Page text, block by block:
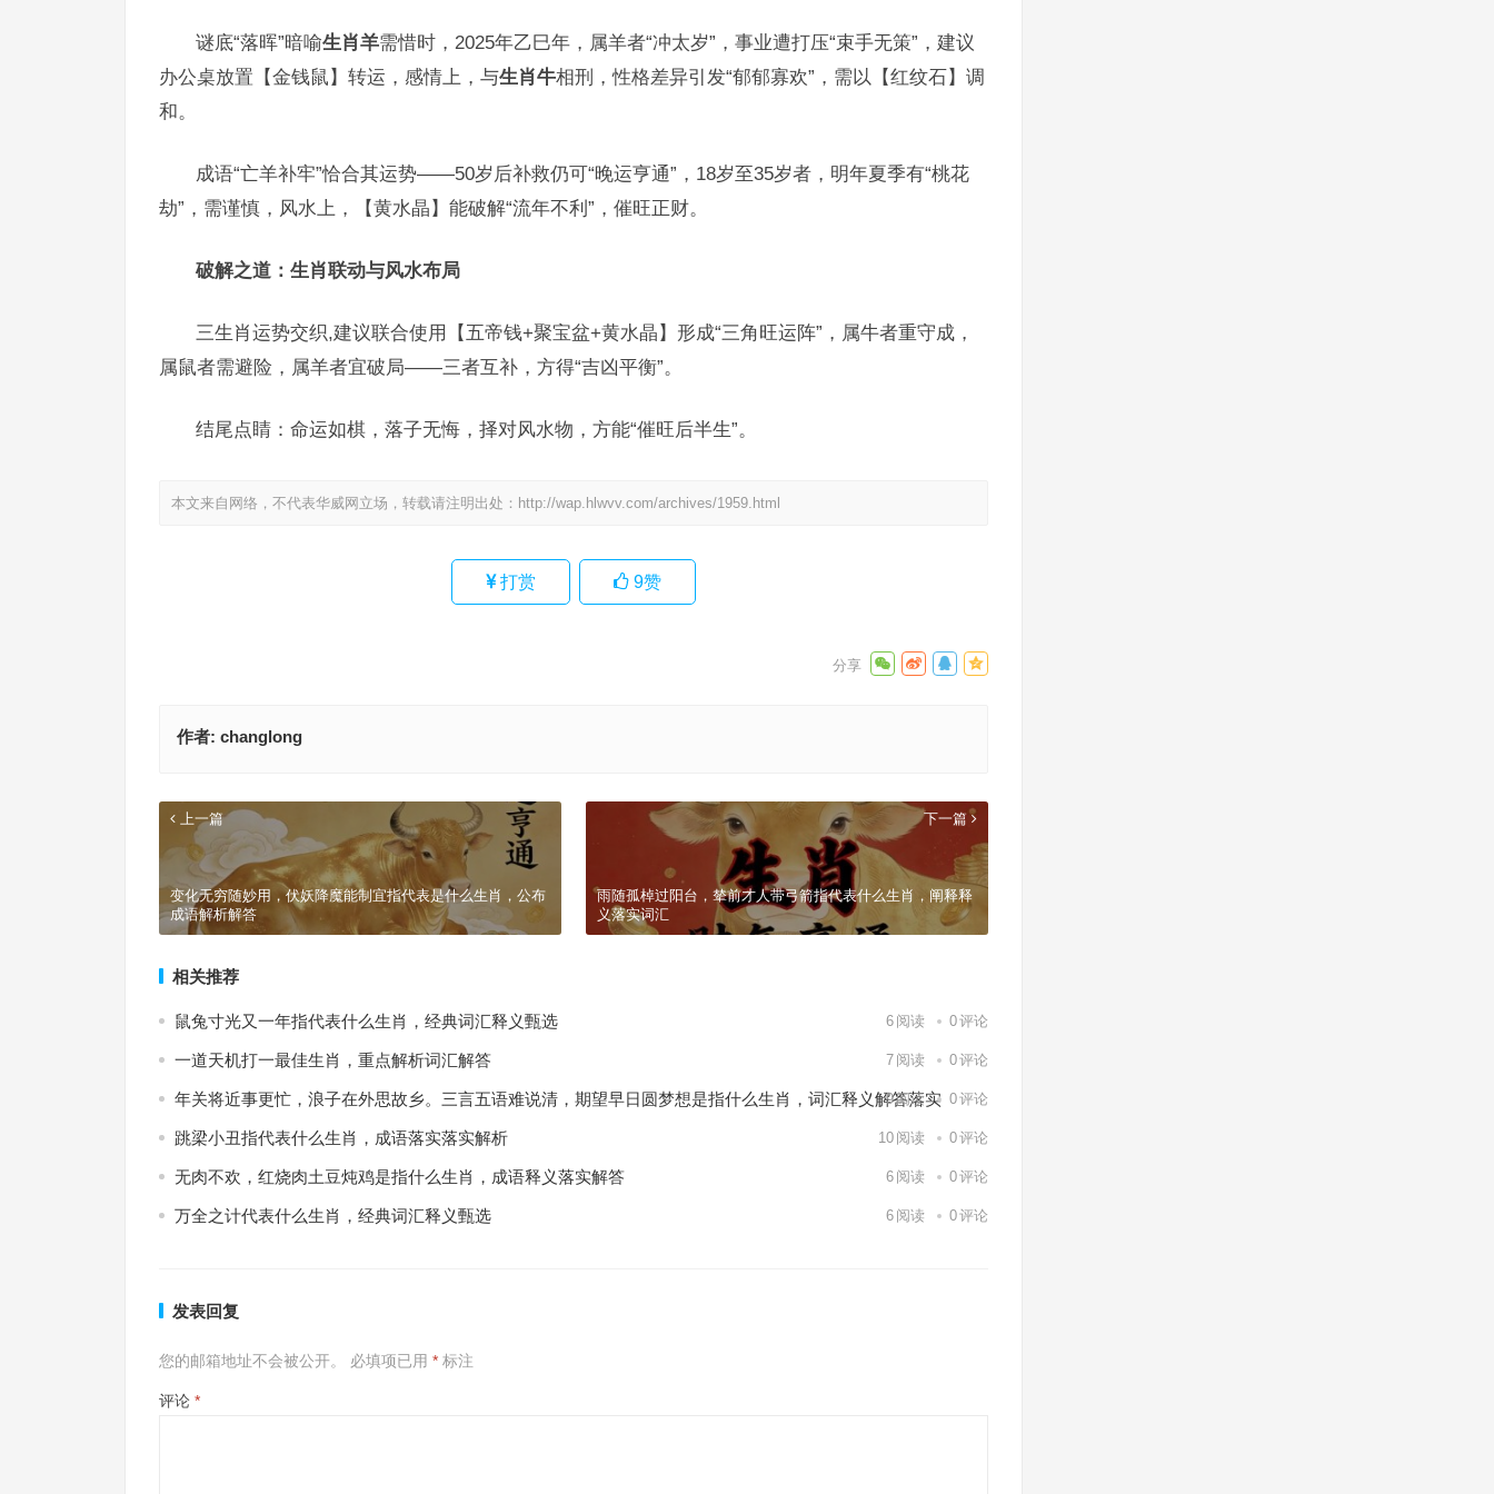
谜底“落晖”暗喻生肖羊需惜时，2025年乙巳年，属羊者“冲太岁”，事业遭打压“束手无策”，建议
办公桌放置【金钱鼠】转运，感情上，与生肖牛相刑，性格差异引发“郁郁寡欢”，需以【红纹石】调
和。
成语“亡羊补牢”恰合其运势——50岁后补救仍可“晚运亨通”，18岁至35岁者，明年夏季有“桃花
劫”，需谨慎，风水上，【黄水晶】能破解“流年不利”，催旺正财。
破解之道：生肖联动与风水布局
三生肖运势交织,建议联合使用【五帝钱+聚宝盆+黄水晶】形成“三角旺运阵”，属牛者重守成，
属鼠者需避险，属羊者宜破局——三者互补，方得“吉凶平衡”。
结尾点睛：命运如棋，落子无悔，择对风水物，方能“催旺后半生”。
本文来自网络，不代表华威网立场，转载请注明出处： http://wap.hlwvv.com/archives/1959.html
打赏 9赞
作者: changlong
上一篇
变化无穷随妙用，伏妖降魔能制宜指代表是什么生肖，公布
成语解析解答
下一篇
雨随孤棹过阳台，辇前才人带弓箭指代表什么生肖，阐释释
义落实词汇
相关推荐
鼠兔寸光又一年指代表什么生肖，经典词汇释义甄选 6 阅读 0评论
一道天机打一最佳生肖，重点解析词汇解答 7 阅读 0评论
年关将近事更忙，浪子在外思故乡。三言五语难说清，期望早日圆梦想是指什么生肖，词汇释义解答落实
9阅读 0评论
跳梁小丑指代表什么生肖，成语落实落实解析 10 阅读 0评论
无肉不欢，红烧肉土豆炖鸡是指什么生肖，成语释义落实解答 6 阅读 0评论
万全之计代表什么生肖，经典词汇释义甄选 6 阅读 0评论
发表回复
您的邮箱地址不会被公开。 必填项已用 * 标注
评论 *